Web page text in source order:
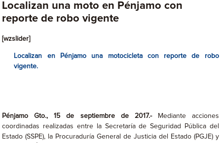
Localizan una moto en Pénjamo con
reporte de robo vigente
[wzslider]
Localizan en Pénjamo una motocicleta con reporte de robo
vigente.
Pénjamo Gto., 15 de septiembre de 2017.-
Mediante acciones
coordinadas realizadas entre la Secretaría de Seguridad Pública del
Estado (SSPE), la Procuraduría General de Justicia del Estado (PGJE) y